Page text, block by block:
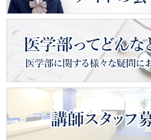
進学塾ビッグバン
メイトの会
医学部ってどんなところ？医学部に関